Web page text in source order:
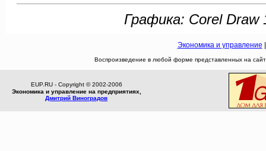
Графика: Corel Draw
Экономика и управление
Воспроизведение в любой форме представленных на
EUP.RU - Copyright © 2002-2006
Экономика и управление на предприятиях,
Дмитрий Виноградов